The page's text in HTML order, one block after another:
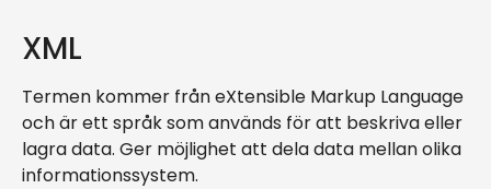
XML
Termen kommer från eXtensible Markup Language
och är ett språk som används för att beskriva eller
lagra data. Ger möjlighet att dela data mellan olika
informationssystem.